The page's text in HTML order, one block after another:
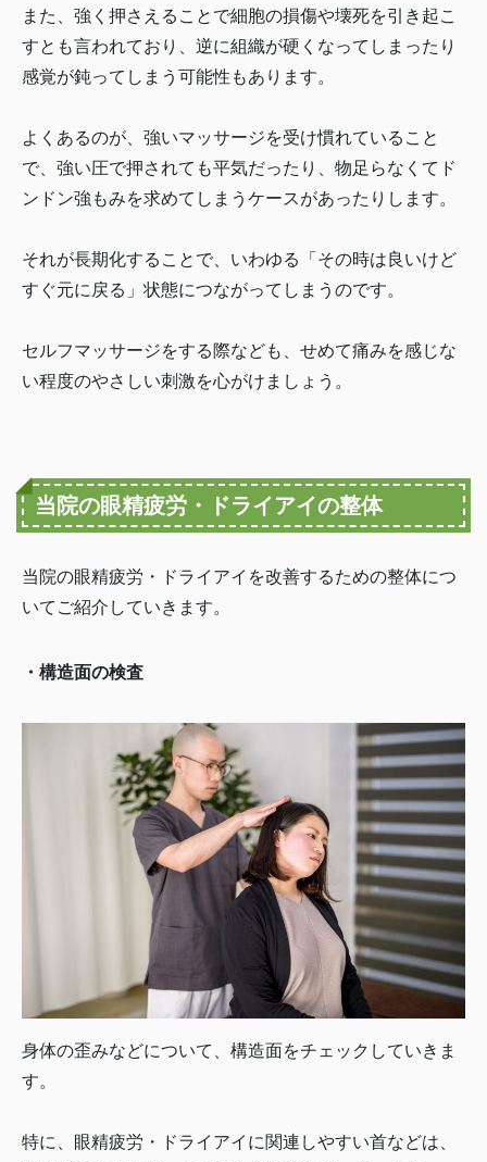
また、強く押さえることで細胞の損傷や壊死を引き起こ
すとも言われており、逆に組織が硬くなってしまったり
感覚が鈍ってしまう可能性もあります。
よくあるのが、強いマッサージを受け慣れていること
で、強い圧で押されても平気だったり、物足らなくてド
ンドン強もみを求めてしまうケースがあったりします。
それが長期化することで、いわゆる「その時は良いけど
すぐ元に戻る」状態につながってしまうのです。
セルフマッサージをする際なども、せめて痛みを感じな
い程度のやさしい刺激を心がけましょう。
当院の眼精疲労・ドライアイの整体
当院の眼精疲労・ドライアイを改善するための整体につ
いてご紹介していきます。
・構造面の検査
身体の歪みなどについて、構造面をチェックしていきま
す。
特に、眼精疲労・ドライアイに関連しやすい首などは、